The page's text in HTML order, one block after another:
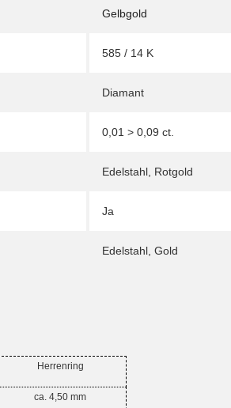
Gelbgold
585 / 14 K
Diamant
0,01 > 0,09 ct.
Edelstahl, Rotgold
Ja
Edelstahl, Gold
Herrenring
ca. 4,50 mm